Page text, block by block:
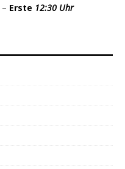
– Erste 12:30 Uhr